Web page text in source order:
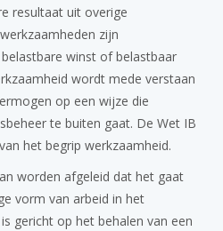
resultaat uit overige
zijn
winst of belastbaar
wordt mede verstaan
op een wijze die
te buiten gaat. De Wet IB
het begrip werkzaamheid.
worden afgeleid dat het gaat
vorm van arbeid in het
gericht op het behalen van een